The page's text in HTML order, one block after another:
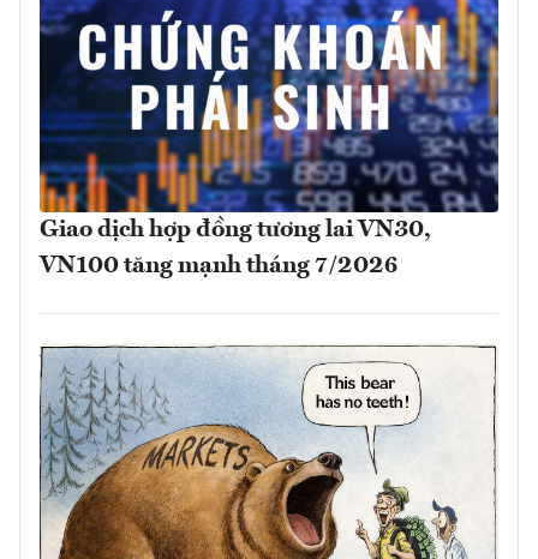
Giao dịch hợp đồng tương lai VN30,
VN100 tăng mạnh tháng 7/2026